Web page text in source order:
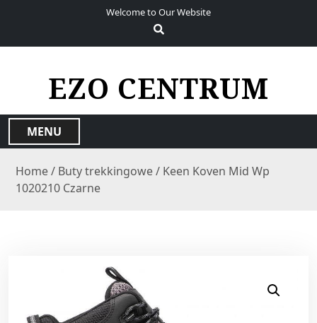
Welcome to Our Website
EZO CENTRUM
MENU
Home/ Buty trekkingowe/ Keen Koven Mid Wp
1020210 Czarne